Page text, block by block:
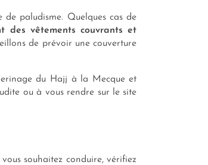
paludisme. Quelques cas de
des vêtements couvrants et
de prévoir une couverture
du Hajj à la Mecque et
ou à vous rendre sur le site
vous souhaitez conduire, vérifiez